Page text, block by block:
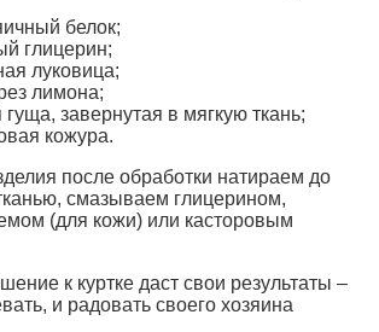
белок;
глицерин;
луковица;
лимона;
завернутая в мягкую ткань;
кожура.
после обработки натираем до
смазываем глицерином,
(для кожи) или касторовым
к куртке даст свои результаты –
и радовать своего хозяина